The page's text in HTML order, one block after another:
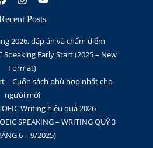
Posts
2026, đáp án và chấm điểm
Speaking Early Start (2025 – New
Format)
– Cuốn sách phù hợp nhất cho
người mới
Writing hiệu quả 2026
SPEAKING – WRITING QUÝ 3
6 – 9/2025)